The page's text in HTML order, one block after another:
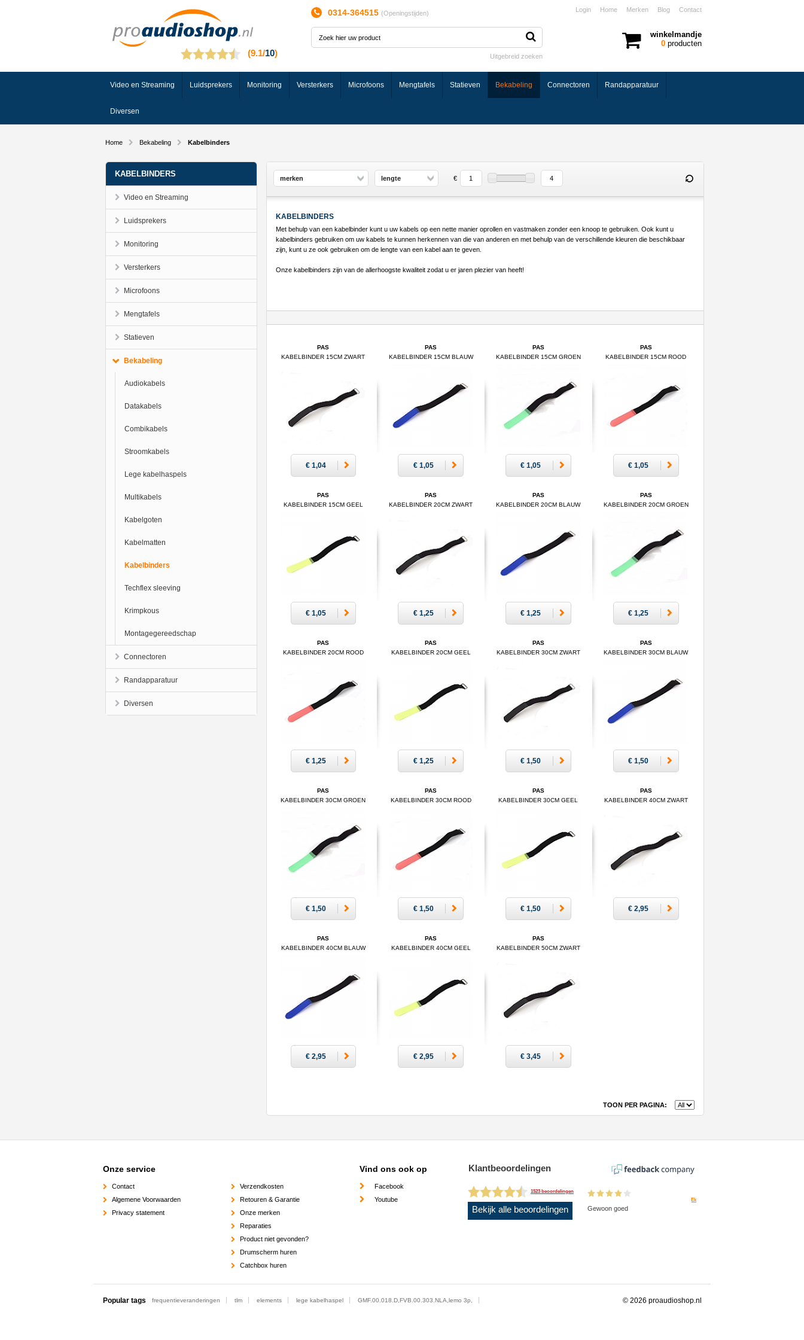
Login Home Merken Blog Contact
winkelmandje
0producten
0314-364515 (Openingstijden)
Uitgebreid zoeken
Video en Streaming Luidsprekers Monitoring Versterkers Microfoons Mengtafels Statieven Bekabeling Connectoren Randapparatuur
Diversen
Home Bekabeling Kabelbinders
KABELBINDERS
Video en Streaming
Luidsprekers
Monitoring
Versterkers
Microfoons
Mengtafels
Statieven
Bekabeling
Audiokabels
Datakabels
Combikabels
Stroomkabels
Lege kabelhaspels
Multikabels
Kabelgoten
Kabelmatten
Kabelbinders
Techflex sleeving
Krimpkous
Montagegereedschap
Connectoren
Randapparatuur
Diversen
merken lengte €
KABELBINDERS
Met behulp van een kabelbinder kunt u uw kabels op een nette manier oprollen en vastmaken zonder een knoop te gebruiken. Ook kunt u
kabelbinders gebruiken om uw kabels te kunnen herkennen van die van anderen en met behulp van de verschillende kleuren die beschikbaar
zijn, kunt u ze ook gebruiken om de lengte van een kabel aan te geven.
Onze kabelbinders zijn van de allerhoogste kwaliteit zodat u er jaren plezier van heeft!
PAS
KABELBINDER 15CM ZWART
€ 1,04
PAS
KABELBINDER 15CM BLAUW
€ 1,05
PAS
KABELBINDER 15CM GROEN
€ 1,05
PAS
KABELBINDER 15CM ROOD
€ 1,05
PAS
KABELBINDER 15CM GEEL
€ 1,05
PAS
KABELBINDER 20CM ZWART
€ 1,25
PAS
KABELBINDER 20CM BLAUW
€ 1,25
PAS
KABELBINDER 20CM GROEN
€ 1,25
PAS
KABELBINDER 20CM ROOD
€ 1,25
PAS
KABELBINDER 20CM GEEL
€ 1,25
PAS
KABELBINDER 30CM ZWART
€ 1,50
PAS
KABELBINDER 30CM BLAUW
€ 1,50
PAS
KABELBINDER 30CM GROEN
€ 1,50
PAS
KABELBINDER 30CM ROOD
€ 1,50
PAS
KABELBINDER 30CM GEEL
€ 1,50
PAS
KABELBINDER 40CM ZWART
€ 2,95
PAS
KABELBINDER 40CM BLAUW
€ 2,95
PAS
KABELBINDER 40CM GEEL
€ 2,95
PAS
KABELBINDER 50CM ZWART
€ 3,45
TOON PER PAGINA:
Onze service
Contact
Algemene Voorwaarden
Privacy statement
Verzendkosten
Retouren & Garantie
Onze merken
Reparaties
Product niet gevonden?
Drumscherm huren
Catchbox huren
Vind ons ook op
Facebook
Youtube
Klantbeoordelingen
1523 beoordelingen
Bekijk alle beoordelingen
Ek
Gewoon goed
Popular tags frequentieveranderingen tlm elements lege kabelhaspel GMF.00.018.D,FVB.00.303.NLA,lemo 3p, © 2026 proaudioshop.nl